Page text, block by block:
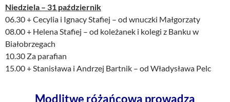
Niedziela – 31 październik
06.30 + Cecylia i Ignacy Stafiej – od wnuczki Małgorzaty
08.00 + Helena Stafiej – od koleżanek i kolegi z Banku w
Białobrzegach
10.30 Za parafian
15.00 + Stanisława i Andrzej Bartnik – od Władysława Pelc
Modlitwę różańcową prowadzą